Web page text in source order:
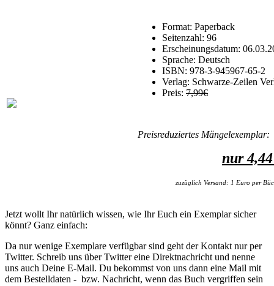
Format: Paperback
Seitenzahl: 96
Erscheinungsdatum:
Sprache: Deutsch
ISBN: 978-3-945967-65-2
Verlag: Schwarze-Zeilen
Preis: 7,99€
Preisreduziertes Mängelexemplar:
nur
zuzüglich Versand: 1 Euro per
Jetzt wollt Ihr natürlich wissen, wie Ihr Euch ein Exemplar sicher
könnt? Ganz einfach:
Da nur wenige Exemplare verfügbar sind geht der Kontakt nur per
Twitter. Schreib uns über Twitter eine Direktnachricht und nenne
uns auch Deine E-Mail. Du bekommst von uns dann eine Mail mit
dem Bestelldaten - bzw. Nachricht, wenn das Buch vergriffen sein